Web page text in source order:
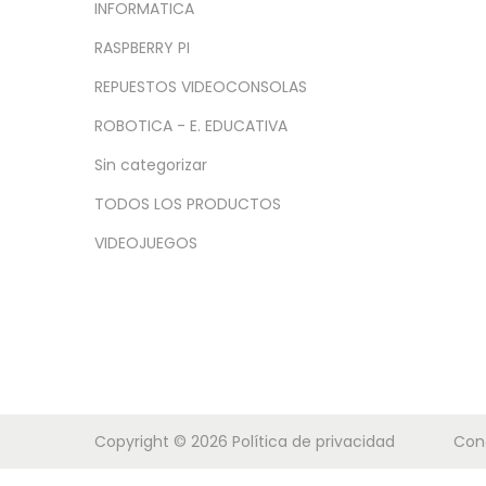
ó
n
INFORMATICA
RASPBERRY PI
REPUESTOS VIDEOCONSOLAS
ROBOTICA - E. EDUCATIVA
Sin categorizar
TODOS LOS PRODUCTOS
VIDEOJUEGOS
Copyright © 2026 Política de privacidad